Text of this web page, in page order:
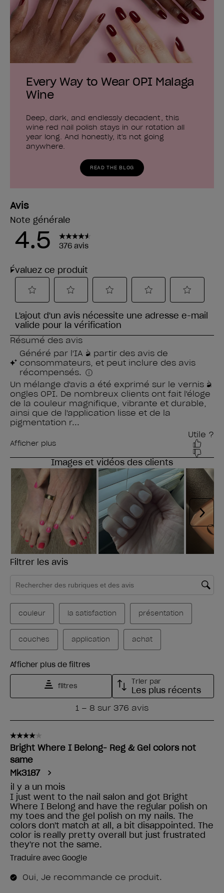
Every Way to Wear OPI Malaga
Wine
Deep, dark, and endlessly decadent, this
wine red nail polish stays in our rotation all
year long. And honestly, it's not going
anywhere.
READ THE BLOG